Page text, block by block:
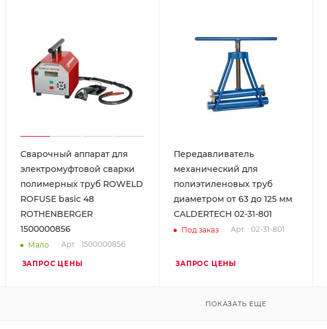
Сварочный аппарат для
электромуфтовой сварки
полимерных труб ROWELD
ROFUSE basic 48
ROTHENBERGER
1500000856
Мало Арт. : 1500000856
ЗАПРОС ЦЕНЫ
Передавливатель
механический для
полиэтиленовых труб
диаметром от 63 до 125 мм
CALDERTECH 02-31-801
Под заказ Арт. : 02-31-801
ЗАПРОС ЦЕНЫ
ПОКАЗАТЬ ЕЩЕ